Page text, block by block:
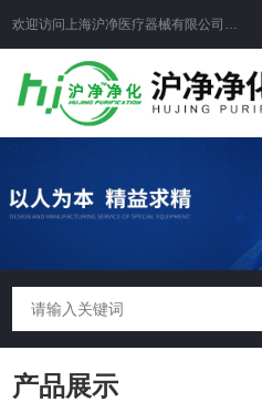
欢迎访问上海沪净医疗器械有限公司网站！
产品展示